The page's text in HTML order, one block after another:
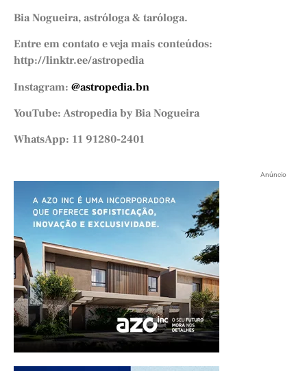
Bia Nogueira, astróloga & taróloga.
Entre em contato e veja mais conteúdos:
http://linktr.ee/astropedia
Instagram: @astropedia.bn
YouTube: Astropedia by Bia Nogueira
WhatsApp: 11 91280-2401
Anúncio